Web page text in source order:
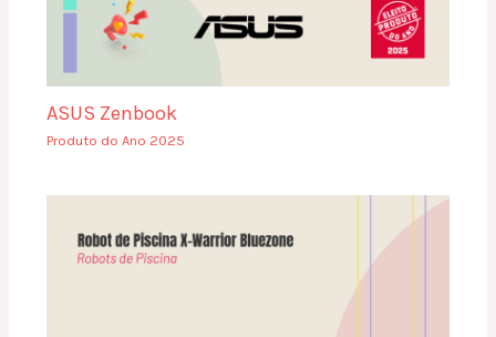
ASUS Zenbook
Produto do Ano 2025